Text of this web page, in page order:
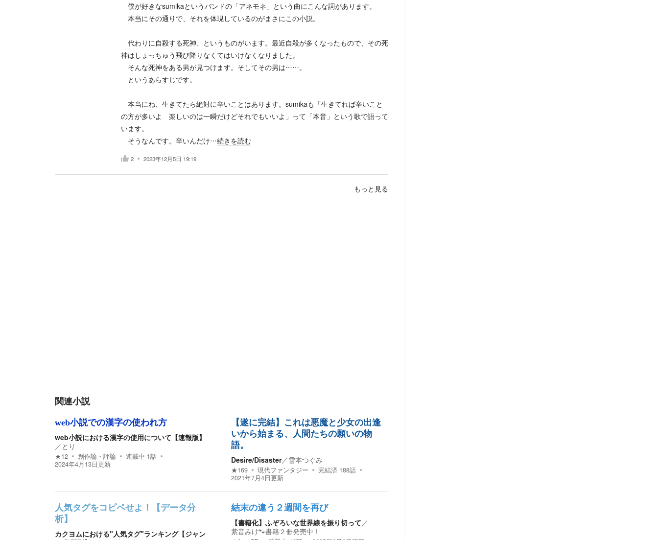
僕が好きなsumikaというバンドの「アネモネ」という曲にこんな詞があります。
本当にその通りで、それを体現しているのがまさにこの小説。
代わりに自殺する死神、というものがいます。最近自殺が多くなったもので、その死
神はしょっちゅう飛び降りなくてはいけなくなりました。
そんな死神をある男が見つけます。そしてその男は……。
というあらすじです。
本当にね、生きてたら絶対に辛いことはあります。sumikaも「生きてれば辛いこと
の方が多いよ 楽しいのは一瞬だけどそれでもいいよ」って「本音」という歌で語って
います。
そうなんです。辛いんだけ…続きを読む
2 2023年12月5日 19:19
もっと見る
関連小説
web小説での漢字の使われ方
web小説における漢字の使用について【速報版】
／ とり
★12 創作論・評論 連載中 1話
2024年4月13日更新
【遂に完結】これは悪魔と少女の出逢
いから始まる、人間たちの願いの物
語。
Desire/Disaster／雪本つぐみ
★169 現代ファンタジー 完結済 188話
2021年7月4日更新
人気タグをコピペせよ！【データ分
析】
カクヨムにおける"人気タグ"ランキング【ジャン
結末の違う２週間を再び
【書籍化】ふぞろいな世界線を振り切って／
紫音みけ🐾書籍２冊発売中！